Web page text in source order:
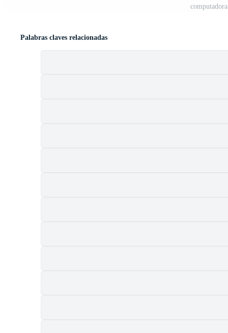
Palabras claves relacionadas